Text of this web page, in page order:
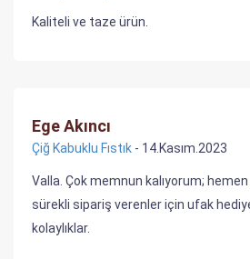
Kaliteli ve taze ürün.
Ege Akıncı
Çiğ Kabuklu Fıstık - 14.Kasım.2023
Valla. Çok memnun kalıyorum;
sürekli sipariş verenler için ufak
kolaylıklar.